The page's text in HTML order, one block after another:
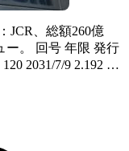
JCR、総額260億
ー。 回号 年限 発行
2031/7/9 2.192 …